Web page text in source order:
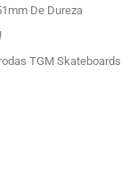
De Dureza
TGM Skateboards